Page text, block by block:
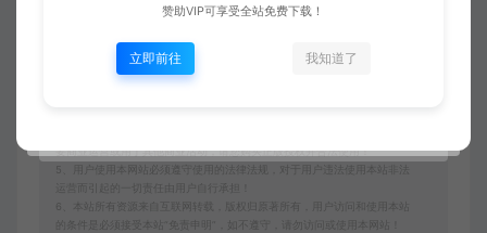
2、如本帖侵犯到任何版权问题，请立即告知本站，本站将及时予与删除并
致以最深的歉意！
要商业运营或用于其他商业活动，请您购买正版授权并合法使用！
5、用户使用本网站必须遵守使用的法律法规，对于用户违法使用本站非法
6、本站所有资源来自互联网转载，版权归原著所有，用户访问和使用本站
的条件是必须接受本站“免责申明”，如不遵守，请勿访问或使用本网站！
赞助VIP可享受全站免费下载！
立即前往 我知道了